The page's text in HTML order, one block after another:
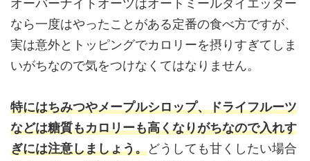
オーバーナイトオーツはオートミールダイエッター
なら一度はやったことがある定番の食べ方ですが、
実は意外とトッピングでカロリーを摂りすぎてしま
いがちなので気をつけなくてはなりません。
特にはちみつやメープルシロップ、ドライフルーツ
などは糖質もカロリーも高くなりがちなので入れす
ぎには注意しましょう。どうしても甘くしたい場合